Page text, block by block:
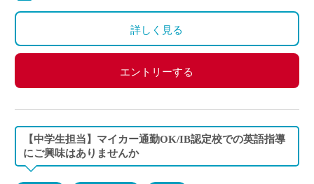
詳しく見る
エントリーする
【中学生担当】マイカー通勤OK/IB認定校での英語指導
にご興味はありませんか